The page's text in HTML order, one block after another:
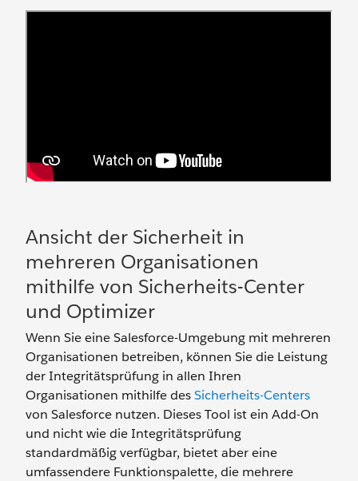
Ansicht der Sicherheit in
mehreren Organisationen
mithilfe von Sicherheits-Center
und Optimizer
Wenn Sie eine Salesforce-Umgebung mit mehreren
Organisationen betreiben, können Sie die Leistung
der Integritätsprüfung in allen Ihren
Organisationen mithilfe desSicherheits-Centers
von Salesforce nutzen. Dieses Tool ist ein Add-On
und nicht wie die Integritätsprüfung
standardmäßig verfügbar, bietet aber eine
umfassendere Funktionspalette, die mehrere